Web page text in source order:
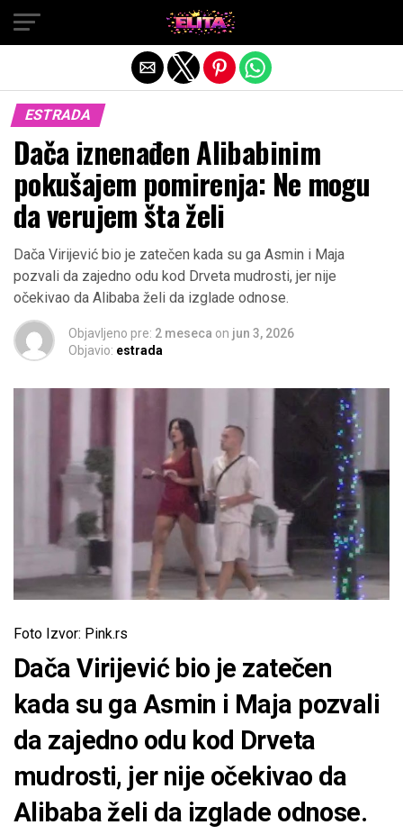
ESTRADA
Dača iznenađen Alibabinim
pokušajem pomirenja: Ne mogu
da verujem šta želi
Dača Virijević bio je zatečen kada su ga Asmin i Maja
pozvali da zajedno odu kod Drveta mudrosti, jer nije
očekivao da Alibaba želi da izglade odnose.
Objavljeno pre: 2 meseca on jun 3, 2026
Objavio: estrada
Foto Izvor: Pink.rs
Dača Virijević bio je zatečen
kada su ga Asmin i Maja pozvali
da zajedno odu kod Drveta
mudrosti, jer nije očekivao da
Alibaba želi da izglade odnose.
Exit mobile version